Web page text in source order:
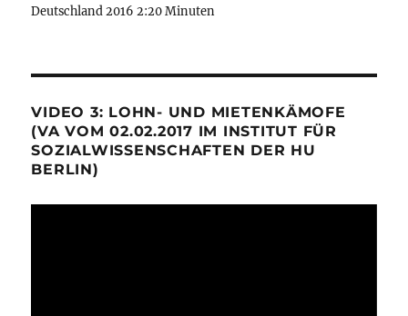
Deutschland 2016 2:20 Minuten
VIDEO 3: LOHN- UND MIETENKÄMOFE
(VA VOM 02.02.2017 IM INSTITUT FÜR
SOZIALWISSENSCHAFTEN DER HU
BERLIN)